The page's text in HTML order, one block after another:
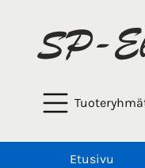
Etusivu